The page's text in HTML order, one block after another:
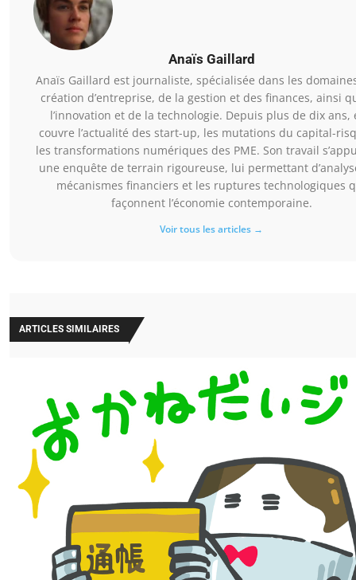
Anaïs Gaillard
Anaïs Gaillard est journaliste, spécialisée dans les
création d’entreprise, de la gestion et des finances, ainsi
l’innovation et de la technologie. Depuis plus de dix ans,
couvre l’actualité des start-up, les mutations du capital-
les transformations numériques des PME. Son travail
une enquête de terrain rigoureuse, lui permettant
mécanismes financiers et les ruptures technologiques
façonnent l’économie contemporaine.
Voir tous les articles →
ARTICLES SIMILAIRES